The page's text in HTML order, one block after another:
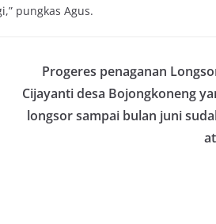
pungkas Agus.
Progeres penaganan
Cijayanti desa Bojongkoneng
longsor sampai bulan juni